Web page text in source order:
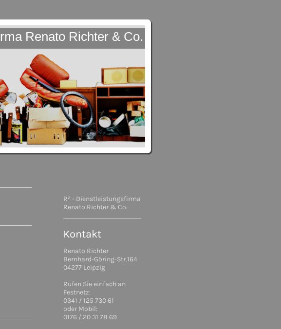
Renato Richter & Co.
R² - Dienstleistungsfirma
Renato Richter & Co.
Kontakt
Renato Richter
Bernhard-Göring-Str.164
04277 Leipzig
Rufen Sie einfach an
Festnetz:
0341 / 125 730 61
oder Mobil:
0176 / 20 31 78 69